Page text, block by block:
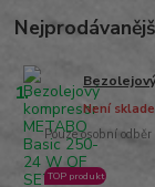
1.
Pouze osobní
Není
TOP produkt